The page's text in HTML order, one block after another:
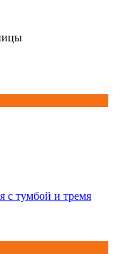
с тумбой и тремя